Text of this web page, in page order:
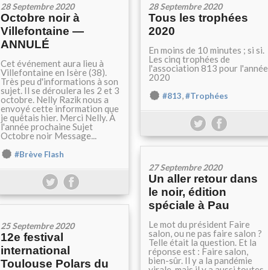
28 Septembre 2020
Octobre noir à
Villefontaine —
ANNULÉ
Cet événement aura lieu à
Villefontaine en Isère (38).
Très peu d'informations à son
sujet. Il se déroulera les 2 et 3
octobre. Nelly Razik nous a
envoyé cette information que
je quêtais hier. Merci Nelly. À
l'année prochaine Sujet
Octobre noir Message...
#Brève Flash
28 Septembre 2020
Tous les trophées
2020
En moins de 10 minutes ; si si.
Les cinq trophées de
l'association 813 pour l'année
2020
#813,#Trophées
27 Septembre 2020
Un aller retour dans
le noir, édition
spéciale à Pau
Le mot du président Faire
salon, ou ne pas faire salon ?
Telle était la question. Et la
réponse est : Faire salon,
bien-sûr. Il y a la pandémie
25 Septembre 2020
12e festival
international
Toulouse Polars du